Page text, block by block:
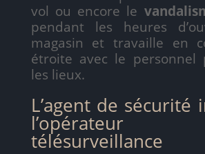
vol ou encore le
pendant les heures
magasin et travaille en
étroite avec le personnel
les lieux.
L’agent de sécurité
télésurveillance